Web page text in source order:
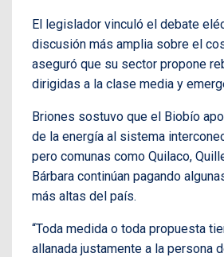
El legislador vinculó el debate
discusión más amplia sobre el
aseguró que su sector propone
dirigidas a la clase media y
Briones sostuvo que el Biobío
de la energía al sistema
pero comunas como Quilaco,
Bárbara continúan pagando
más altas del país.
“Toda medida o toda propuesta
allanada justamente a la persona